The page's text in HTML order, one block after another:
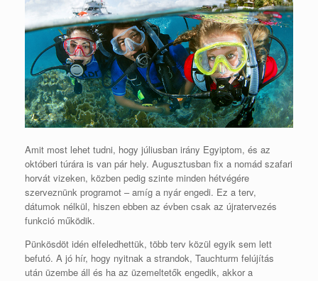
Amit most lehet tudni, hogy júliusban irány Egyiptom, és az
októberi túrára is van pár hely. Augusztusban fix a nomád szafari
horvát vizeken, közben pedig szinte minden hétvégére
szerveznünk programot – amíg a nyár engedi. Ez a terv,
dátumok nélkül, hiszen ebben az évben csak az újratervezés
funkció működik.
Pünkösdöt idén elfeledhettük, több terv közül egyik sem lett
befutó. A jó hír, hogy nyitnak a strandok, Tauchturm felújítás
után üzembe áll és ha az üzemeltetők engedik, akkor a